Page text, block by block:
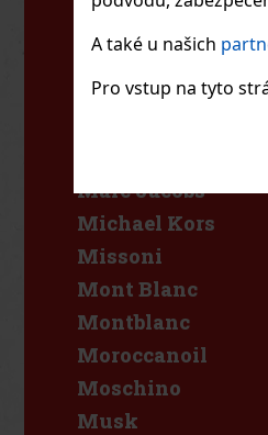
A také u našich
Pro vstup na tyto
Lancaster
Lancôme
Marc Jacobs
Michael Kors
Missoni
Mont Blanc
Montblanc
Moroccanoil
Moschino
Musk